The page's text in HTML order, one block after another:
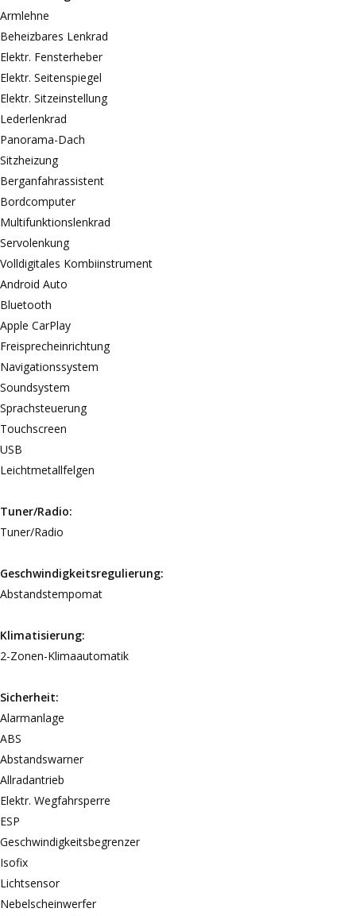
Armlehne
Beheizbares Lenkrad
Elektr. Fensterheber
Elektr. Seitenspiegel
Elektr. Sitzeinstellung
Lederlenkrad
Panorama-Dach
Sitzheizung
Berganfahrassistent
Bordcomputer
Multifunktionslenkrad
Servolenkung
Volldigitales Kombiinstrument
Android Auto
Bluetooth
Apple CarPlay
Freisprecheinrichtung
Navigationssystem
Soundsystem
Sprachsteuerung
Touchscreen
USB
Leichtmetallfelgen
Tuner/Radio:
Tuner/Radio
Geschwindigkeitsregulierung:
Abstandstempomat
Klimatisierung:
2-Zonen-Klimaautomatik
Sicherheit:
Alarmanlage
ABS
Abstandswarner
Allradantrieb
Elektr. Wegfahrsperre
ESP
Geschwindigkeitsbegrenzer
Isofix
Lichtsensor
Nebelscheinwerfer